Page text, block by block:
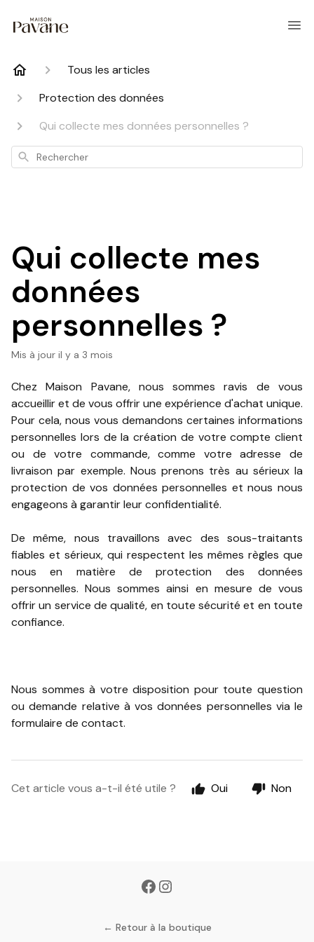
Tous les articles
Protection des données
Qui collecte mes données personnelles ?
Rechercher
Qui collecte mes
données
personnelles ?
Mis à jour il y a 3 mois
Chez Maison Pavane, nous sommes ravis de vous
accueillir et de vous offrir une expérience d'achat unique.
Pour cela, nous vous demandons certaines informations
personnelles lors de la création de votre compte client
ou de votre commande, comme votre adresse de
livraison par exemple. Nous prenons très au sérieux la
protection de vos données personnelles et nous nous
engageons à garantir leur confidentialité.
De même, nous travaillons avec des sous-traitants
fiables et sérieux, qui respectent les mêmes règles que
nous en matière de protection des données
personnelles. Nous sommes ainsi en mesure de vous
offrir un service de qualité, en toute sécurité et en toute
confiance.
Nous sommes à votre disposition pour toute question
ou demande relative à vos données personnelles via le
formulaire de contact.
Cet article vous a-t-il été utile ? Oui Non
← Retour à la boutique